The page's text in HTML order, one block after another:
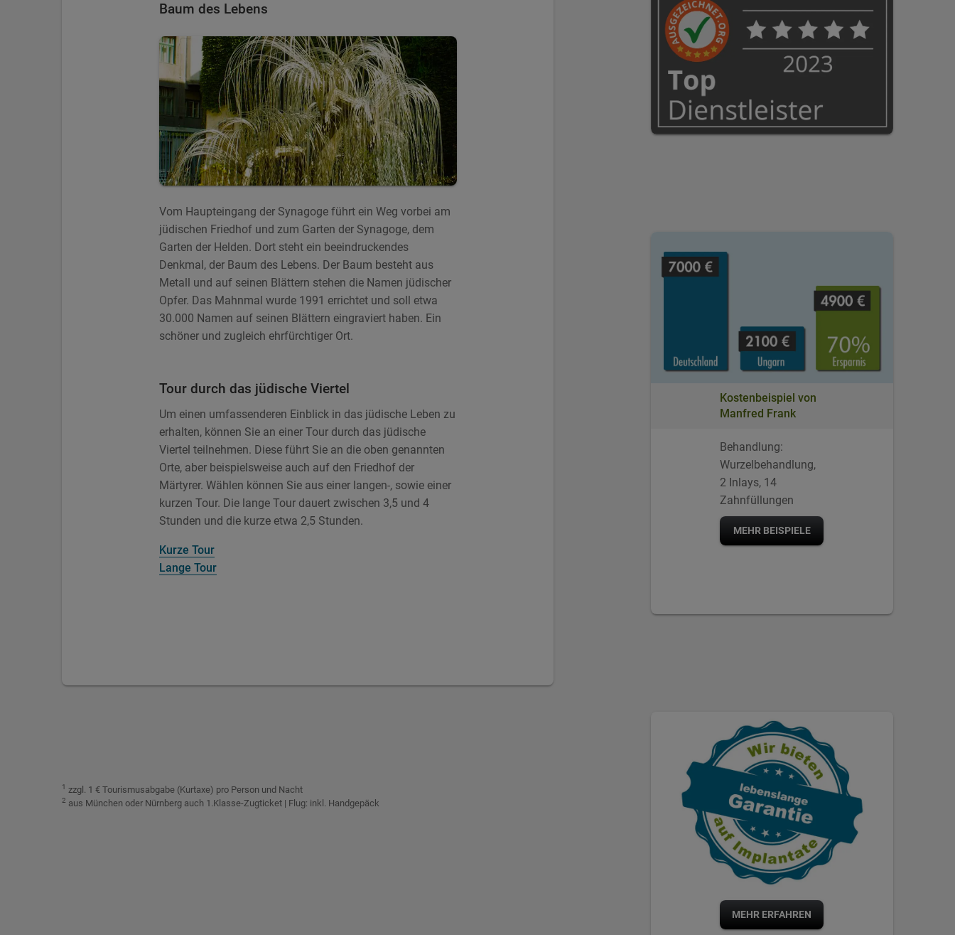
Baum des Lebens
Vom Haupteingang der Synagoge führt ein Weg vorbei am
jüdischen Friedhof und zum Garten der Synagoge, dem
Garten der Helden. Dort steht ein beeindruckendes
Denkmal, der Baum des Lebens. Der Baum besteht aus
Metall und auf seinen Blättern stehen die Namen jüdischer
Opfer. Das Mahnmal wurde 1991 errichtet und soll etwa
30.000 Namen auf seinen Blättern eingraviert haben. Ein
schöner und zugleich ehrfürchtiger Ort.
Tour durch das jüdische Viertel
Um einen umfassenderen Einblick in das jüdische Leben zu
erhalten, können Sie an einer Tour durch das jüdische
Viertel teilnehmen. Diese führt Sie an die oben genannten
Orte, aber beispielsweise auch auf den Friedhof der
Märtyrer. Wählen können Sie aus einer langen-, sowie einer
kurzen Tour. Die lange Tour dauert zwischen 3,5 und 4
Stunden und die kurze etwa 2,5 Stunden.
Kurze Tour
Lange Tour
Kostenbeispiel von
Manfred Frank
Behandlung:
Wurzelbehandlung,
2 Inlays, 14
Zahnfüllungen
MEHR BEISPIELE
MEHR ERFAHREN
1 zzgl. 1 € Tourismusabgabe (Kurtaxe) pro Person und Nacht
2 aus München oder Nürnberg auch 1.Klasse-Zugticket | Flug: inkl. Handgepäck